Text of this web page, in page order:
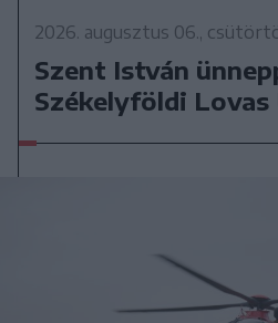
2026. augusztus 06.,
Szent István
Székelyföldi Lovas